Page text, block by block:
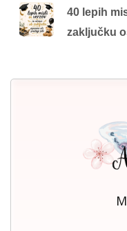
40 lepih
zaključku